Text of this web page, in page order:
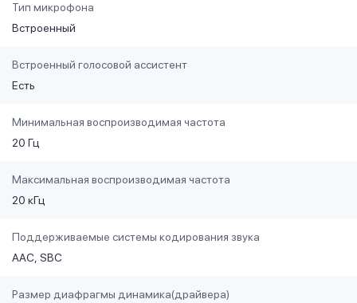
Тип микрофона
Встроенный
Встроенный голосовой ассистент
Есть
Минимальная воспроизводимая частота
20 Гц
Максимальная воспроизводимая частота
20 кГц
Поддерживаемые системы кодирования звука
AAC SBC
Размер диафрагмы динамика(драйвера)